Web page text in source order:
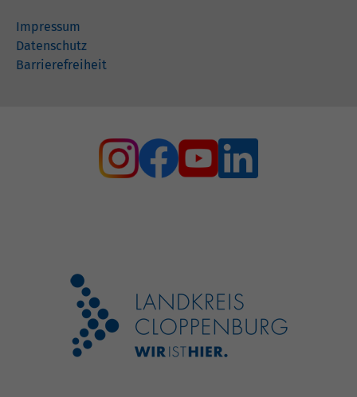
Impressum
Datenschutz
Barrierefreiheit